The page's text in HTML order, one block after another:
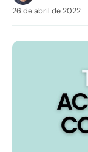
26 de abril de 2022